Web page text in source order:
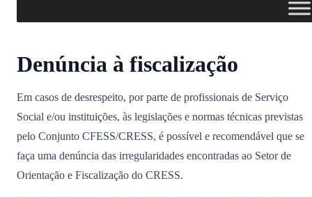
Denúncia à fiscalização
Em casos de desrespeito, por parte de profissionais de Serviço
Social e/ou instituições, às legislações e normas técnicas previstas
pelo Conjunto CFESS/CRESS, é possível e recomendável que se
faça uma denúncia das irregularidades encontradas ao Setor de
Orientação e Fiscalização do CRESS.